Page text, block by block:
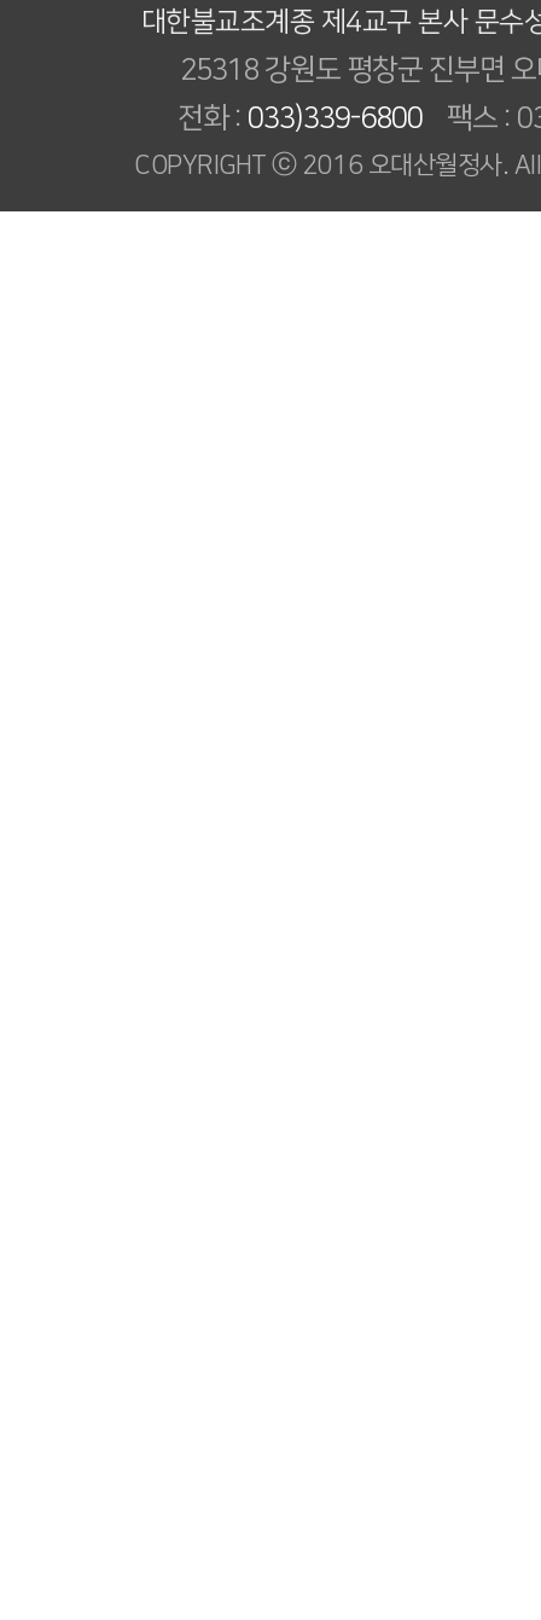
대한불교조계종 제4교구 본사 문수
25318 강원도 평창군 진부면
전화 : 033)339-6800 팩스 :
COPYRIGHT ⓒ 2016 오대산월정사.